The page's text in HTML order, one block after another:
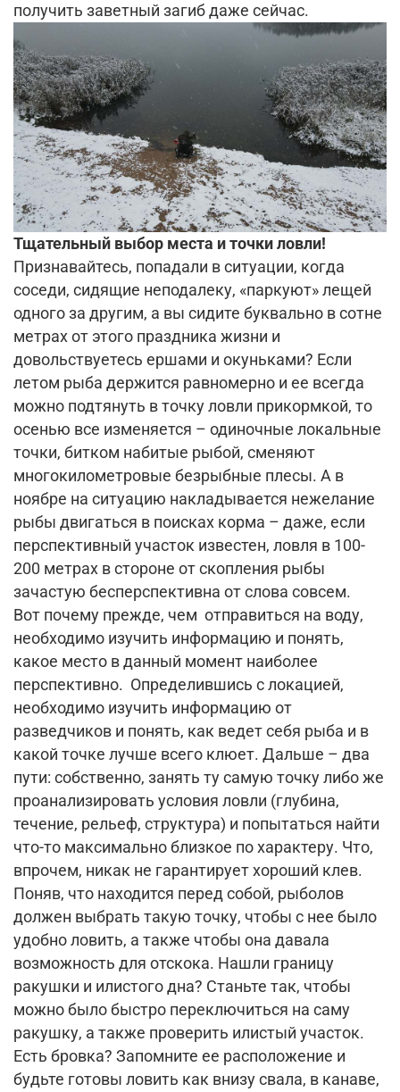
получить заветный загиб даже сейчас.
Тщательный выбор места и точки ловли!
Признавайтесь, попадали в ситуации, когда
соседи, сидящие неподалеку, «паркуют» лещей
одного за другим, а вы сидите буквально в сотне
метрах от этого праздника жизни и
довольствуетесь ершами и окуньками? Если
летом рыба держится равномерно и ее всегда
можно подтянуть в точку ловли прикормкой, то
осенью все изменяется – одиночные локальные
точки, битком набитые рыбой, сменяют
многокилометровые безрыбные плесы. А в
ноябре на ситуацию накладывается нежелание
рыбы двигаться в поисках корма – даже, если
перспективный участок известен, ловля в 100-
200 метрах в стороне от скопления рыбы
зачастую бесперспективна от слова совсем.
Вот почему прежде, чем отправиться на воду,
необходимо изучить информацию и понять,
какое место в данный момент наиболее
перспективно. Определившись с локацией,
необходимо изучить информацию от
разведчиков и понять, как ведет себя рыба и в
какой точке лучше всего клюет. Дальше – два
пути: собственно, занять ту самую точку либо же
проанализировать условия ловли (глубина,
течение, рельеф, структура) и попытаться найти
что-то максимально близкое по характеру. Что,
впрочем, никак не гарантирует хороший клев.
Поняв, что находится перед собой, рыболов
должен выбрать такую точку, чтобы с нее было
удобно ловить, а также чтобы она давала
возможность для отскока. Нашли границу
ракушки и илистого дна? Станьте так, чтобы
можно было быстро переключиться на саму
ракушку, а также проверить илистый участок.
Есть бровка? Запомните ее расположение и
будьте готовы ловить как внизу свала, в канаве,